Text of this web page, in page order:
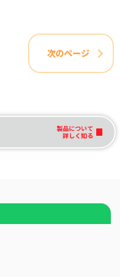
次のページ
製品について
詳しく知る